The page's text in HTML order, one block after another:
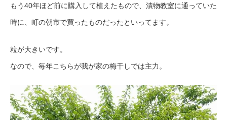
もう40年ほど前に購入して植えたもので、漬物教室に通っていた
時に、町の朝市で買ったものだったといってます。
粒が大きいです。
なので、毎年こちらが我が家の梅干しでは主力。